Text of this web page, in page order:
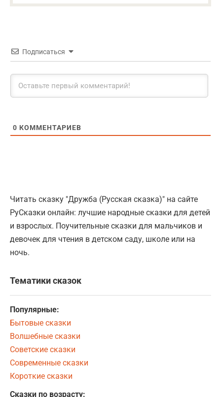
Подписаться
0 КОММЕНТАРИЕВ
Читать сказку "Дружба (Русская сказка)" на сайте
РуСказки онлайн: лучшие народные сказки для детей
и взрослых. Поучительные сказки для мальчиков и
девочек для чтения в детском саду, школе или на
ночь.
Тематики сказок
Популярные:
Бытовые сказки
Волшебные сказки
Советские сказки
Современные сказки
Короткие сказки
Сказки по возрасту: